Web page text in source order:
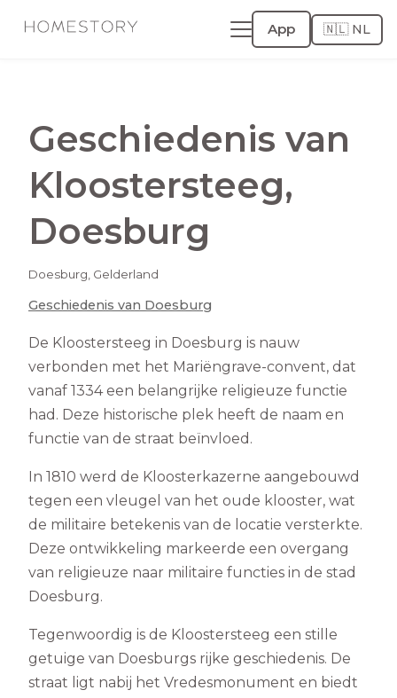
App 🇳🇱 NL
Geschiedenis van
Kloostersteeg,
Doesburg
Doesburg, Gelderland
Geschiedenis van Doesburg
De Kloostersteeg in Doesburg is nauw
verbonden met het Mariëngrave-convent, dat
vanaf 1334 een belangrijke religieuze functie
had. Deze historische plek heeft de naam en
functie van de straat beïnvloed.
In 1810 werd de Kloosterkazerne aangebouwd
tegen een vleugel van het oude klooster, wat
de militaire betekenis van de locatie versterkte.
Deze ontwikkeling markeerde een overgang
van religieuze naar militaire functies in de stad
Doesburg.
Tegenwoordig is de Kloostersteeg een stille
getuige van Doesburgs rijke geschiedenis. De
straat ligt nabij het Vredesmonument en biedt